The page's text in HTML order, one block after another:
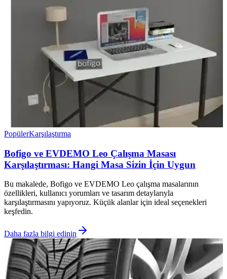
PopülerKarşılaştırma
Bofigo ve EVDEMO Leo Çalışma Masası
Karşılaştırması: Hangi Masa Sizin İçin Uygun
Bu makalede, Bofigo ve EVDEMO Leo çalışma masalarının
özellikleri, kullanıcı yorumları ve tasarım detaylarıyla
karşılaştırmasını yapıyoruz. Küçük alanlar için ideal seçenekleri
keşfedin.
Daha fazla bilgi edinin